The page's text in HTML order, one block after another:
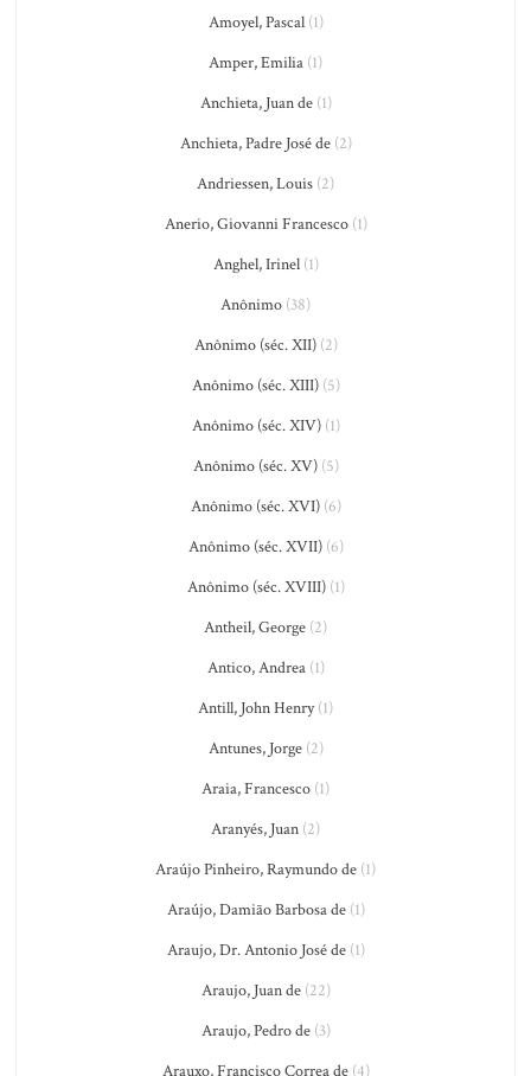
Amoyel, Pascal(1)
Amper, Emilia (1)
Anchieta, Juan de(1)
Anchieta, Padre José de(2)
Andriessen, Louis (2)
Anerio, Giovanni Francesco(1)
Anghel, Irinel(1)
Anônimo (38)
Anônimo (séc. XII)(2)
Anônimo (séc. XIII)(5)
Anônimo (séc. XIV)(1)
Anônimo (séc. XV)(5)
Anônimo (séc. XVI)(6)
Anônimo (séc. XVII)(6)
Anônimo (séc. XVIII)(1)
Antheil, George (2)
Antico, Andrea(1)
Antill, John Henry(1)
Antunes, Jorge(2)
Araia, Francesco (1)
Aranyés, Juan (2)
Araújo Pinheiro, Raymundo de (1)
Araújo, Damião Barbosa de(1)
Araujo, Dr. Antonio José de(1)
Araujo, Juan de(22)
Araujo, Pedro de(3)
Arauxo, Francisco Correa de(4)